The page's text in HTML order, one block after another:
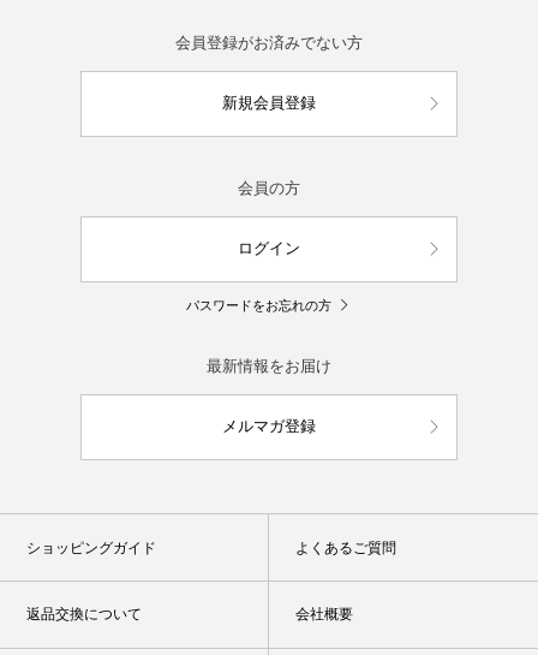
会員登録がお済みでない方
新規会員登録
会員の方
ログイン
パスワードをお忘れの方
最新情報をお届け
メルマガ登録
ショッピングガイド よくあるご質問
返品交換について 会社概要